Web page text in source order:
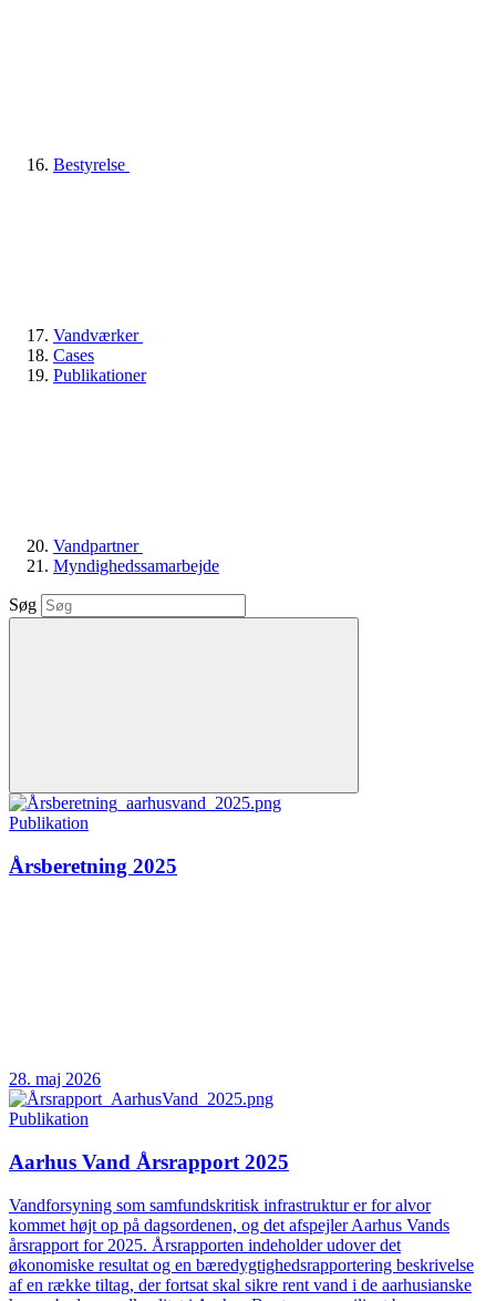
Bestyrelse
Vandværker
Cases
Publikationer
Vandpartner
Myndighedssamarbejde
Søg
Publikation
Årsberetning 2025
28. maj 2026
Publikation
Aarhus Vand Årsrapport 2025
Vandforsyning som samfundskritisk infrastruktur er for alvor
kommet højt op på dagsordenen, og det afspejler Aarhus Vands
årsrapport for 2025. Årsrapporten indeholder udover det
økonomiske resultat og en bæredygtighedsrapportering beskrivelse
af en række tiltag, der fortsat skal sikre rent vand i de aarhusianske